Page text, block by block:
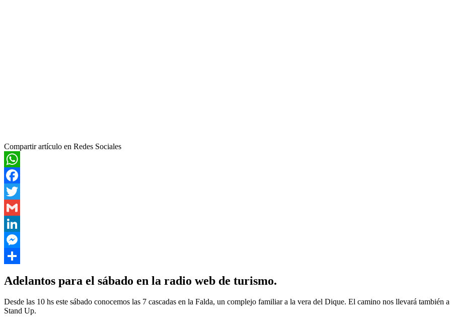
Compartir artículo en Redes Sociales
WhatsApp
Facebook
Twitter
Gmail
LinkedIn
Messenger
Adelantos para el sábado en la radio web de turismo.
Desde las 10 hs este sábado conocemos las 7 cascadas en la Falda, un complejo familiar a la vera del Dique. El camino nos llevará
Stand Up.